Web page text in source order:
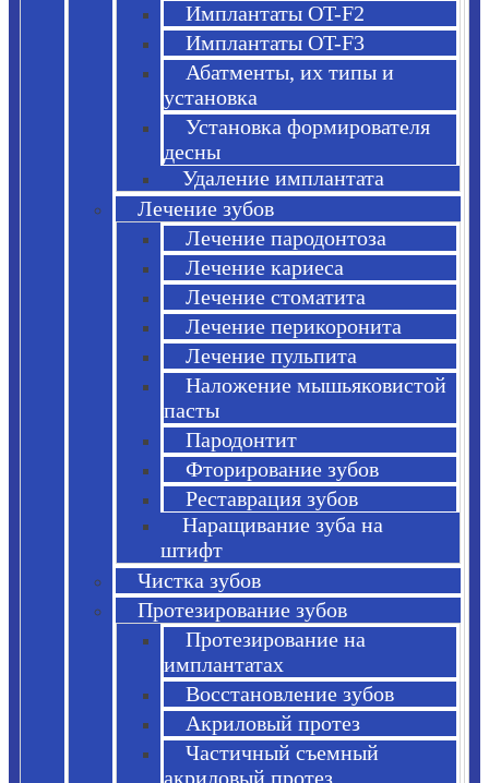
Имплантаты OT-F2
Имплантаты OT-F3
Абатменты, их типы и
установка
Установка формирователя
десны
Удаление имплантата
Лечение зубов
Лечение пародонтоза
Лечение кариеса
Лечение стоматита
Лечение перикоронита
Лечение пульпита
Наложение мышьяковистой
пасты
Пародонтит
Фторирование зубов
Реставрация зубов
Наращивание зуба на
штифт
Чистка зубов
Протезирование зубов
Протезирование на
имплантатах
Восстановление зубов
Акриловый протез
Частичный съемный
акриловый протез